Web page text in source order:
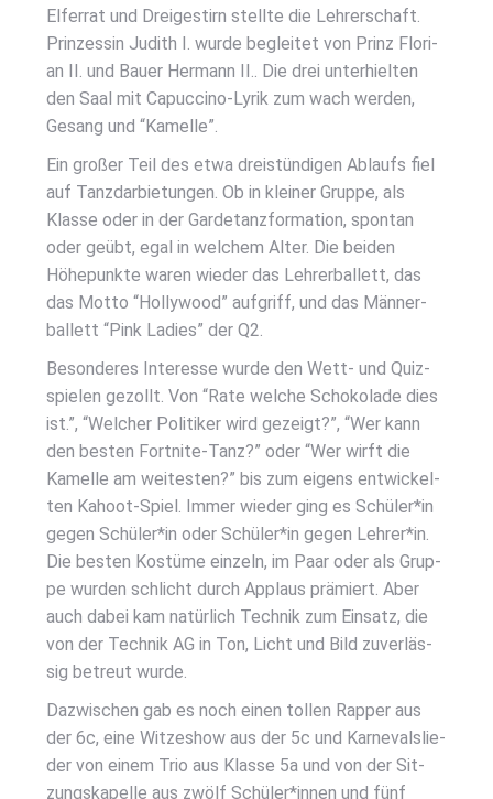
Elfer­rat und Drei­ge­stirn stell­te die Leh­rer­schaft.
Prin­zes­sin Judith I. wur­de beglei­tet von Prinz Flo­ri­
an II. und Bau­er Her­mann II.. Die drei unter­hiel­ten
den Saal mit Capuc­ci­no-Lyrik zum wach wer­den,
Gesang und “Kamel­le”.
Ein gro­ßer Teil des etwa drei­stün­di­gen Ablaufs fiel
auf Tanz­dar­bie­tun­gen. Ob in klei­ner Grup­pe, als
Klas­se oder in der Gar­de­tanz­for­ma­ti­on, spon­tan
oder geübt, egal in wel­chem Alter. Die bei­den
Höhe­punk­te waren wie­der das Leh­rer­bal­lett, das
das Mot­to “Hol­ly­wood” auf­griff, und das Män­ner­
bal­lett “Pink Ladies” der Q2.
Beson­de­res Inter­es­se wur­de den Wett- und Quiz­
spie­len gezollt. Von “Rate wel­che Scho­ko­la­de dies
ist.”, “Wel­cher Poli­ti­ker wird gezeigt?”, “Wer kann
den bes­ten Fort­ni­te-Tanz?” oder “Wer wirft die
Kamel­le am wei­tes­ten?” bis zum eigens ent­wi­ckel­
ten Kahoot-Spiel. Immer wie­der ging es Schüler*in
gegen Schüler*in oder Schüler*in gegen Lehrer*in.
Die bes­ten Kos­tü­me ein­zeln, im Paar oder als Grup­
pe wur­den schlicht durch Applaus prä­miert. Aber
auch dabei kam natür­lich Tech­nik zum Ein­satz, die
von der Tech­nik AG in Ton, Licht und Bild zuver­läs­
sig betreut wur­de.
Dazwi­schen gab es noch einen tol­len Rap­per aus
der 6c, eine Wit­ze­show aus der 5c und Kar­ne­vals­lie­
der von einem Trio aus Klas­se 5a und von der Sit­
zungs­ka­pel­le aus zwölf Schüler*innen und fünf